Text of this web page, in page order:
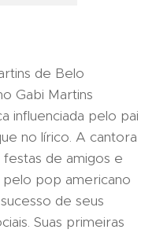
de Belo
Gabi Martins
influenciada pelo pai
no lírico. A cantora
de amigos e
pop americano
de seus
Suas primeiras